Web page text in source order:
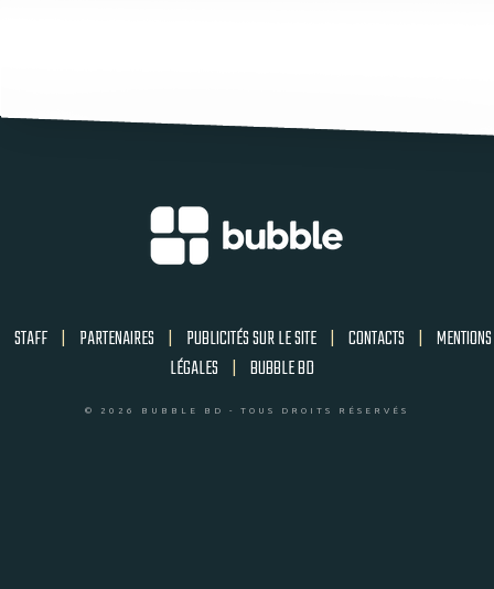
STAFF | PARTENAIRES | PUBLICITÉS SUR LE SITE | CONTACTS | MENTIONS
LÉGALES | BUBBLE BD
© 2026 BUBBLE BD - TOUS DROITS RÉSERVÉS